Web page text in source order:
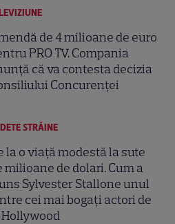
de 4 milioane de euro
PRO TV. Compania
că va contesta decizia
Concurenței
STRĂINE
la o viață modestă la sute
milioane de dolari. Cum a
Sylvester Stallone unul
cei mai bogați actori de